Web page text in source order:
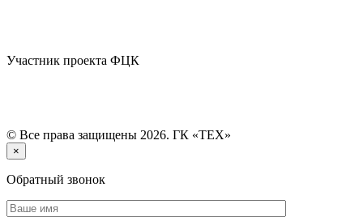
Участник проекта ФЦК
© Все права защищены 2026. ГК «ТЕХ»
×
Обратный звонок